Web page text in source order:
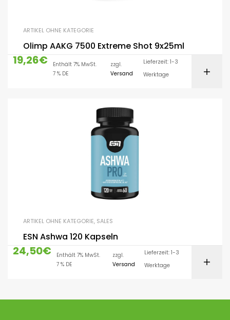
ARTIKEL OHNE KATEGORIE
Olimp AAKG 7500 Extreme Shot 9x25ml
19,26€
Enthält 7% MwSt.
7 % DE
zzgl.
Versand
Lieferzeit: 1-3
Werktage
ARTIKEL OHNE KATEGORIE, SALES
ESN Ashwa 120 Kapseln
24,50€
Enthält 7% MwSt.
7 % DE
zzgl.
Versand
Lieferzeit: 1-3
Werktage